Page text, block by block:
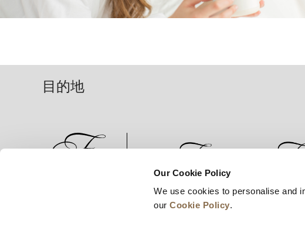
Our Cookie Policy
We use cookies to personalise and
ourCookie Policy.
目的地
业务拓展 工作机会